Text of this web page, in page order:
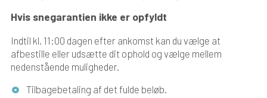
Hvis snegarantien ikke er opfyldt
Indtil kl. 11:00 dagen efter ankomst kan du vælge at
afbestille eller udsætte dit ophold og vælge mellem
nedenstående muligheder.
Tilbagebetaling af det fulde beløb.